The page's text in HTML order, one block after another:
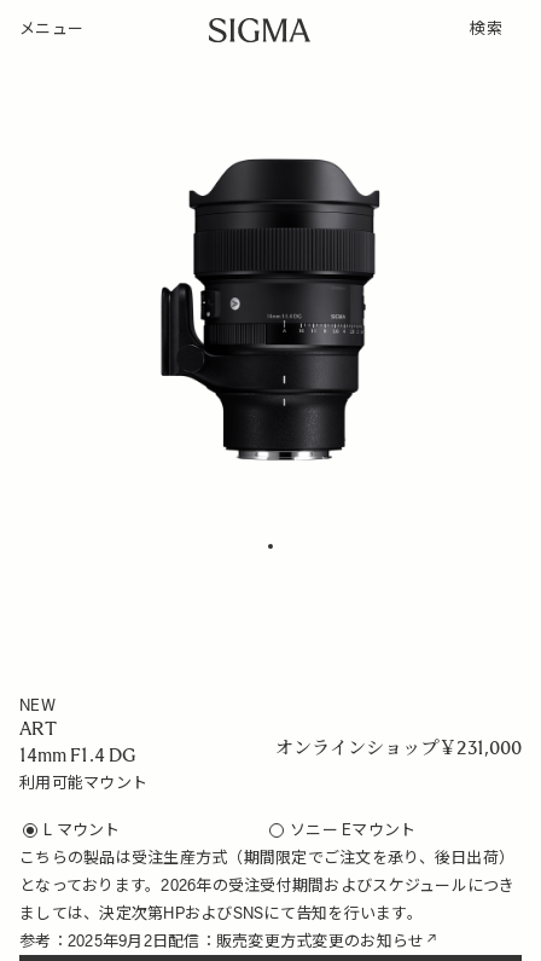
メニュー 検索
NEW
ART
14mm F1.4 DG
オンラインショップ￥231,000
利用可能マウント
L マウント
ソニー Eマウント
こちらの製品は受注生産方式（期間限定でご注文を承り、後日出荷）
となっております。2026年の受注受付期間およびスケジュールにつき
ましては、決定次第HPおよびSNSにて告知を行います。
参考： 2025年9月2日配信：販売変更方式変更のお知らせ